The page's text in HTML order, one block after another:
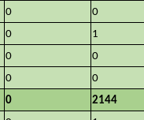
0
0
0
1
0
0
0
0
0
2144